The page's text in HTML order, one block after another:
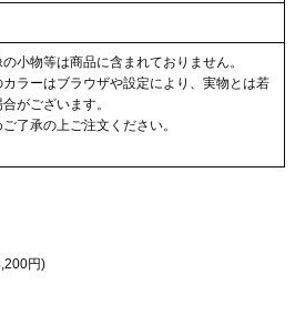
小物等は商品に含まれておりません。
ラーはブラウザや設定により、実物とは若
がございます。
了承の上ご注文ください。
円)